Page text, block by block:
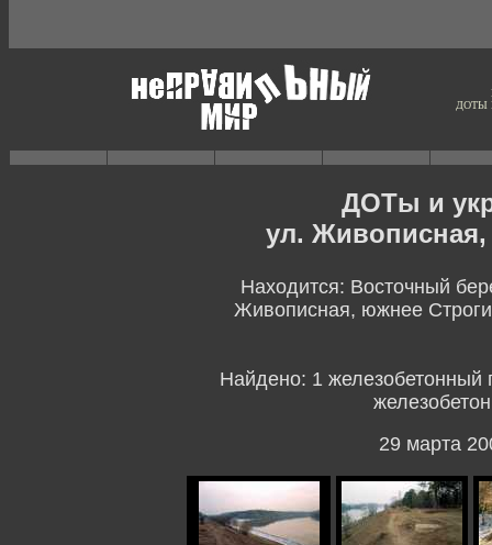
ДОТЫ
ДОТы и
ул.
Находится: Восточный
Живописная, южнее
Найдено: 1
29 марта